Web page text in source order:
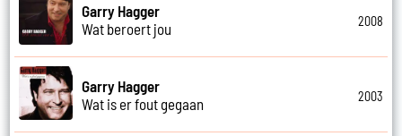
Garry Hagger
Wat beroert jou
2008
Garry Hagger
Wat is er fout gegaan
2003